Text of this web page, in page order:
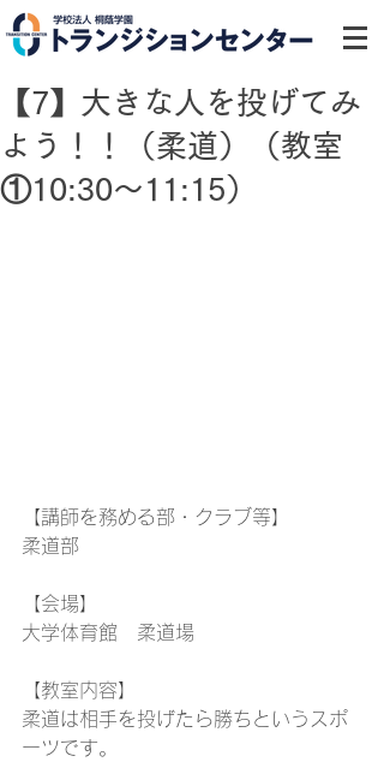
【7】大きな人を投げてみ
よう！！（柔道）（教室
①10:30～11:15）
【講師を務める部・クラブ等】
柔道部
【会場】
大学体育館　柔道場
【教室内容】
柔道は相手を投げたら勝ちというスポ
ーツです。